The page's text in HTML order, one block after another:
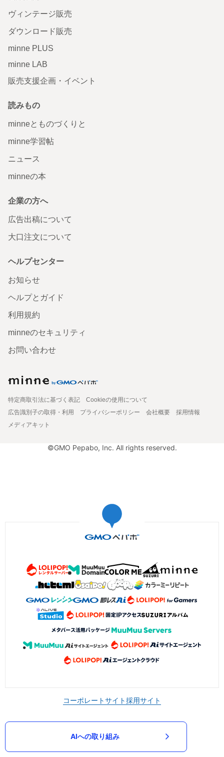
ヴィンテージ販売
ダウンロード販売
minne PLUS
minne LAB
販売支援企画・イベント
読みもの
minneとものづくりと
minne学習帖
ニュース
minneの本
企業の方へ
広告出稿について
大口注文について
ヘルプセンター
お知らせ
ヘルプとガイド
利用規約
minneのセキュリティ
お問い合わせ
特定商取引法に基づく表記
Cookieの使用について
広告識別子の取得・利用
プライバシーポリシー 会社概要
採用情報
メディアキット
©GMO Pepabo, Inc. All rights reserved.
コーポレートサイト採用サイト
AIへの取り組み